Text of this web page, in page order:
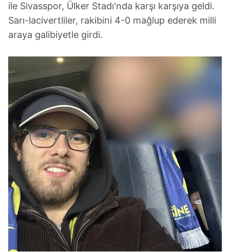
ile Sivasspor, Ülker Stadı'nda karşı karşıya geldi.
Sarı-lacivertliler, rakibini 4-0 mağlup ederek milli
araya galibiyetle girdi.